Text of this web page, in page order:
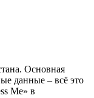
Основная
данные – всё это
Me» в